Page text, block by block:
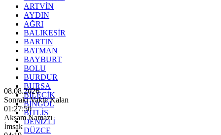
ARTVİN
AYDIN
AĞRI
BALIKESİR
BARTIN
BATMAN
BAYBURT
BOLU
BURDUR
BURSA
BİLECİK
BİNGÖL
BİTLİS
DENİZLİ
DÜZCE
08.08.2026
Sonraki Vakte Kalan
01:27:48
Akşam Namazı
İmsak